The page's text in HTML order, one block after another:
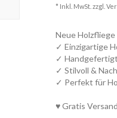
* Inkl. MwSt. zzgl.
Neue Holzfliege
✓ Einzigartige
✓
✓ Stilvoll &
✓ Perfekt für
♥ Gratis Versand